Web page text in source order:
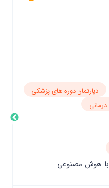
دوره های پزشکی
مصنوعی